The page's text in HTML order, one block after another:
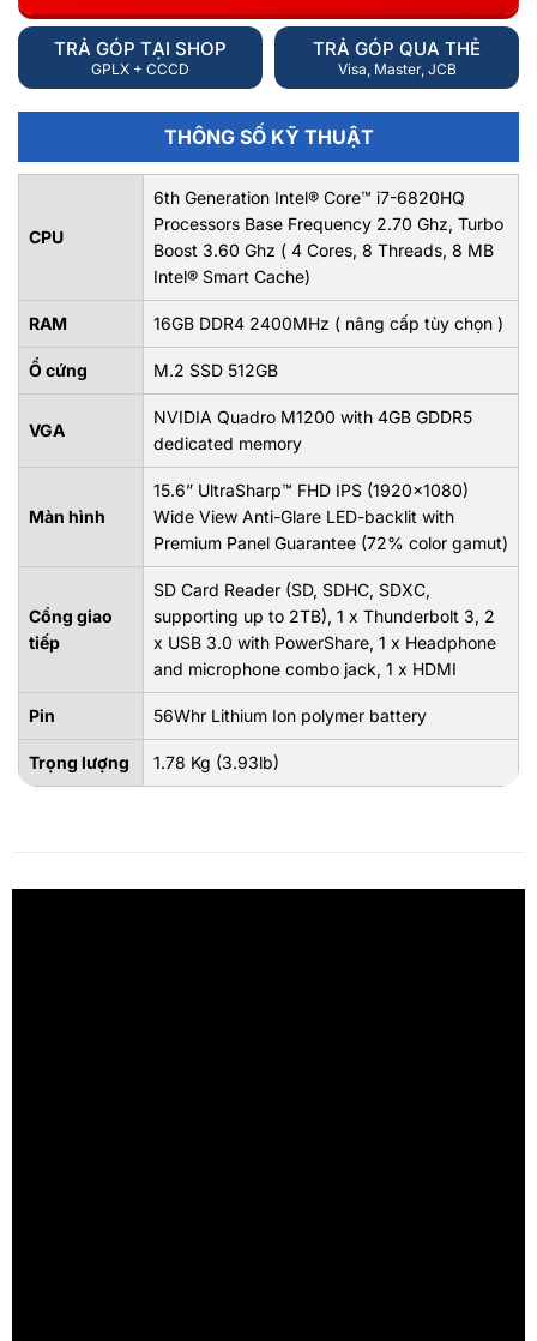
TRẢ GÓP TẠI SHOP
GPLX + CCCD
TRẢ GÓP QUA THẺ
Visa, Master, JCB
THÔNG SỐ KỸ THUẬT
CPU
6th Generation Intel® Core™ i7-6820HQ
Processors Base Frequency 2.70 Ghz, Turbo
Boost 3.60 Ghz ( 4 Cores, 8 Threads, 8 MB
Intel® Smart Cache)
RAM 16GB DDR4 2400MHz ( nâng cấp tùy chọn )
Ổ cứng M.2 SSD 512GB
VGA
NVIDIA Quadro M1200 with 4GB GDDR5
dedicated memory
Màn hình
15.6” UltraSharp™ FHD IPS (1920x1080)
Wide View Anti-Glare LED-backlit with
Premium Panel Guarantee (72% color gamut)
Cổng giao
tiếp
SD Card Reader (SD, SDHC, SDXC,
supporting up to 2TB), 1 x Thunderbolt 3, 2
x USB 3.0 with PowerShare, 1 x Headphone
and microphone combo jack, 1 x HDMI
Pin 56Whr Lithium Ion polymer battery
Trọng lượng 1.78 Kg (3.93lb)